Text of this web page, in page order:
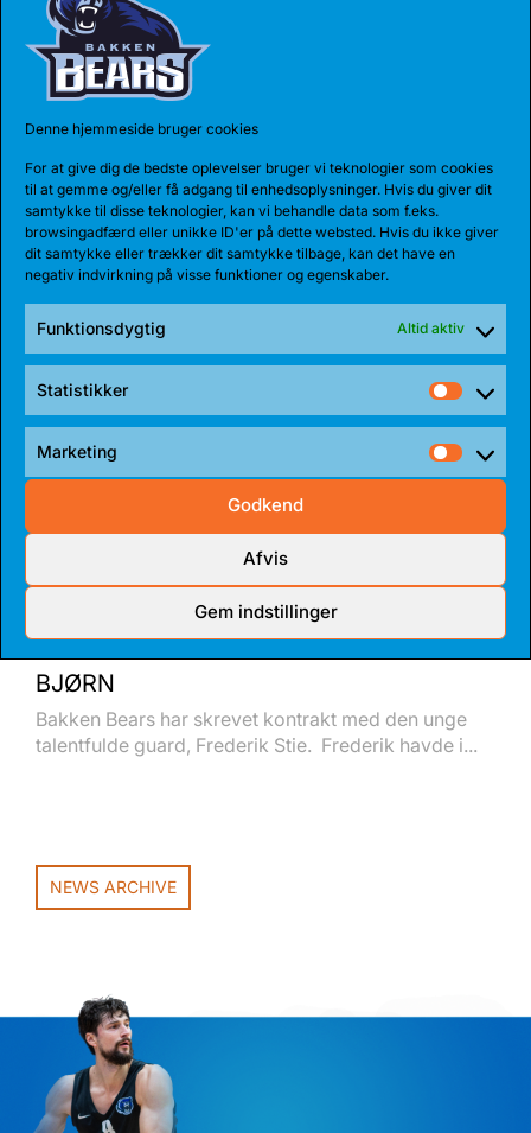
Denne hjemmeside bruger cookies
For at give dig de bedste oplevelser bruger vi teknologier som cookies
til at gemme og/eller få adgang til enhedsoplysninger. Hvis du giver dit
samtykke til disse teknologier, kan vi behandle data som f.eks.
browsingadfærd eller unikke ID'er på dette websted. Hvis du ikke giver
dit samtykke eller trækker dit samtykke tilbage, kan det have en
negativ indvirkning på visse funktioner og egenskaber.
Funktionsdygtig Altid aktiv
Statistikker
Marketing
Godkend
Afvis
Gem indstillinger
TALENT BLIVER FULDTIDSBJØRN
Anton Katholm har skrevet under med Bakken Bears
for endnu en sæson. Sidste sæson havde...
BJØRN
Bakken Bears har skrevet kontrakt med den unge
talentfulde guard, Frederik Stie. Frederik havde i...
NEWS ARCHIVE